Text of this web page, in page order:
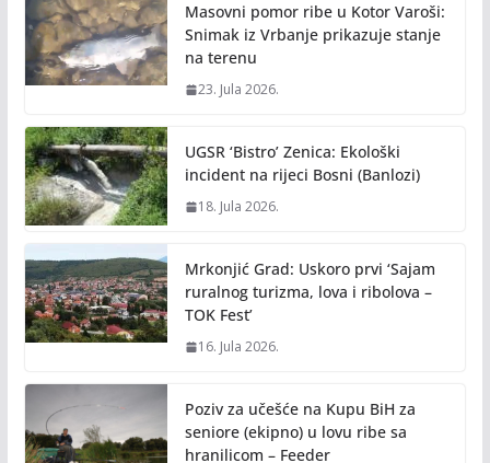
Masovni pomor ribe u Kotor Varoši:
Snimak iz Vrbanje prikazuje stanje
na terenu
23. Jula 2026.
UGSR ‘Bistro’ Zenica: Ekološki
incident na rijeci Bosni (Banlozi)
18. Jula 2026.
Mrkonjić Grad: Uskoro prvi ‘Sajam
ruralnog turizma, lova i ribolova –
TOK Fest’
16. Jula 2026.
Poziv za učešće na Kupu BiH za
seniore (ekipno) u lovu ribe sa
hranilicom – Feeder